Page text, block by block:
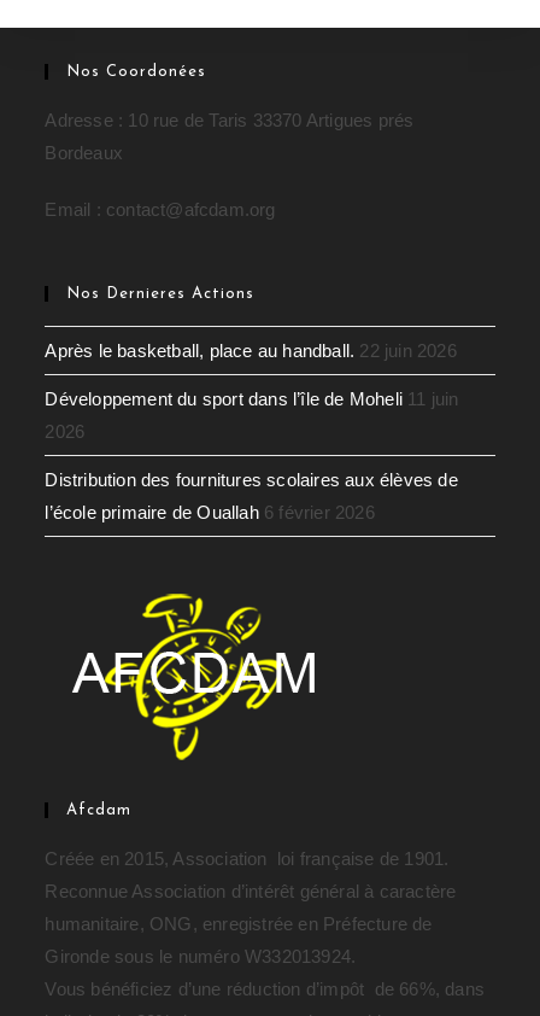
Nos Coordonées
Adresse : 10 rue de Taris 33370 Artigues prés
Bordeaux
Email : contact@afcdam.org
Nos Dernieres Actions
Après le basketball, place au handball. 22 juin 2026
Développement du sport dans l’île de Moheli 11 juin
2026
Distribution des fournitures scolaires aux élèves de
l’école primaire de Ouallah 6 février 2026
Afcdam
Créée en 2015, Association loi française de 1901.
Reconnue Association d’intérêt général à caractère
humanitaire, ONG, enregistrée en Préfecture de
Gironde sous le numéro W332013924.
Vous bénéficiez d’une réduction d’impôt de 66%, dans